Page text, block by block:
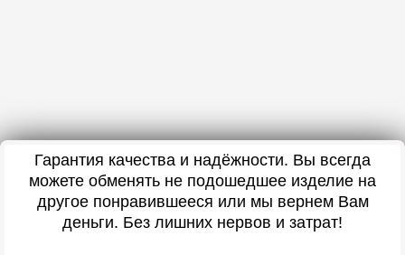
Гарантия качества и надёжности. Вы всегда
можете обменять не подошедшее изделие на
другое понравившееся или мы вернем Вам
деньги. Без лишних нервов и затрат!